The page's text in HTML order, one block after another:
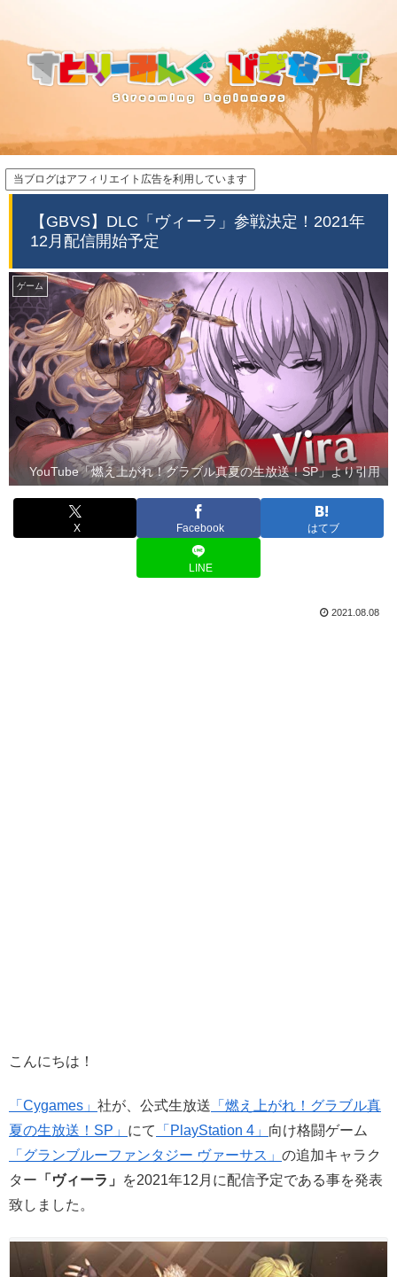
当ブログはアフィリエイト広告を利用しています
【GBVS】DLC「ヴィーラ」参戦決定！2021年
12月配信開始予定
ゲーム
YouTube「燃え上がれ！グラブル真夏の生放送！SP」より引用
X Facebook はてブ
LINE
2021.08.08
こんにちは！
「Cygames」 社が、公式生放送 「燃え上がれ！グラブル真
夏の生放送！SP」 にて 「PlayStation 4」 向け格闘ゲーム
「グランブルーファンタジー ヴァーサス」 の追加キャラク
ター 「ヴィーラ」
を2021年12月に配信予定である事を発表
致しました。